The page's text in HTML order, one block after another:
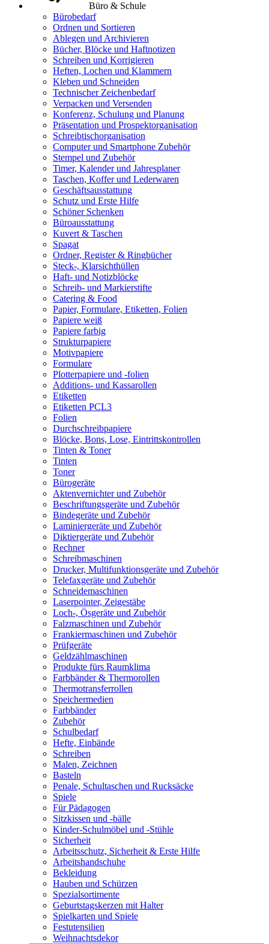
Büro & Schule
Bürobedarf
Ordnen und Sortieren
Ablegen und Archivieren
Bücher, Blöcke und Haftnotizen
Schreiben und Korrigieren
Heften, Lochen und Klammern
Kleben und Schneiden
Technischer Zeichenbedarf
Verpacken und Versenden
Konferenz, Schulung und Planung
Präsentation und Prospektorganisation
Schreibtischorganisation
Computer und Smartphone Zubehör
Stempel und Zubehör
Timer, Kalender und Jahresplaner
Taschen, Koffer und Lederwaren
Geschäftsausstattung
Schutz und Erste Hilfe
Schöner Schenken
Büroausstattung
Kuvert & Taschen
Spagat
Ordner, Register & Ringbücher
Steck-, Klarsichthüllen
Haft- und Notizblöcke
Schreib- und Markierstifte
Catering & Food
Papier, Formulare, Etiketten, Folien
Papiere weiß
Papiere farbig
Strukturpapiere
Motivpapiere
Formulare
Plotterpapiere und -folien
Additions- und Kassarollen
Etiketten
Etiketten PCL3
Folien
Durchschreibpapiere
Blöcke, Bons, Lose, Eintrittskontrollen
Tinten & Toner
Tinten
Toner
Bürogeräte
Aktenvernichter und Zubehör
Beschriftungsgeräte und Zubehör
Bindegeräte und Zubehör
Laminiergeräte und Zubehör
Diktiergeräte und Zubehör
Rechner
Schreibmaschinen
Drucker, Multifunktionsgeräte und Zubehör
Telefaxgeräte und Zubehör
Schneidemaschinen
Laserpointer, Zeigestäbe
Loch-, Ösgeräte und Zubehör
Falzmaschinen und Zubehör
Frankiermaschinen und Zubehör
Prüfgeräte
Geldzählmaschinen
Produkte fürs Raumklima
Farbbänder & Thermorollen
Thermotransferrollen
Speichermedien
Farbbänder
Zubehör
Schulbedarf
Hefte, Einbände
Schreiben
Malen, Zeichnen
Basteln
Penale, Schultaschen und Rucksäcke
Spiele
Für Pädagogen
Sitzkissen und -bälle
Kinder-Schulmöbel und -Stühle
Sicherheit
Arbeitsschutz, Sicherheit & Erste Hilfe
Arbeitshandschuhe
Bekleidung
Hauben und Schürzen
Spezialsortimente
Geburtstagskerzen mit Halter
Spielkarten und Spiele
Festutensilien
Weihnachtsdekor